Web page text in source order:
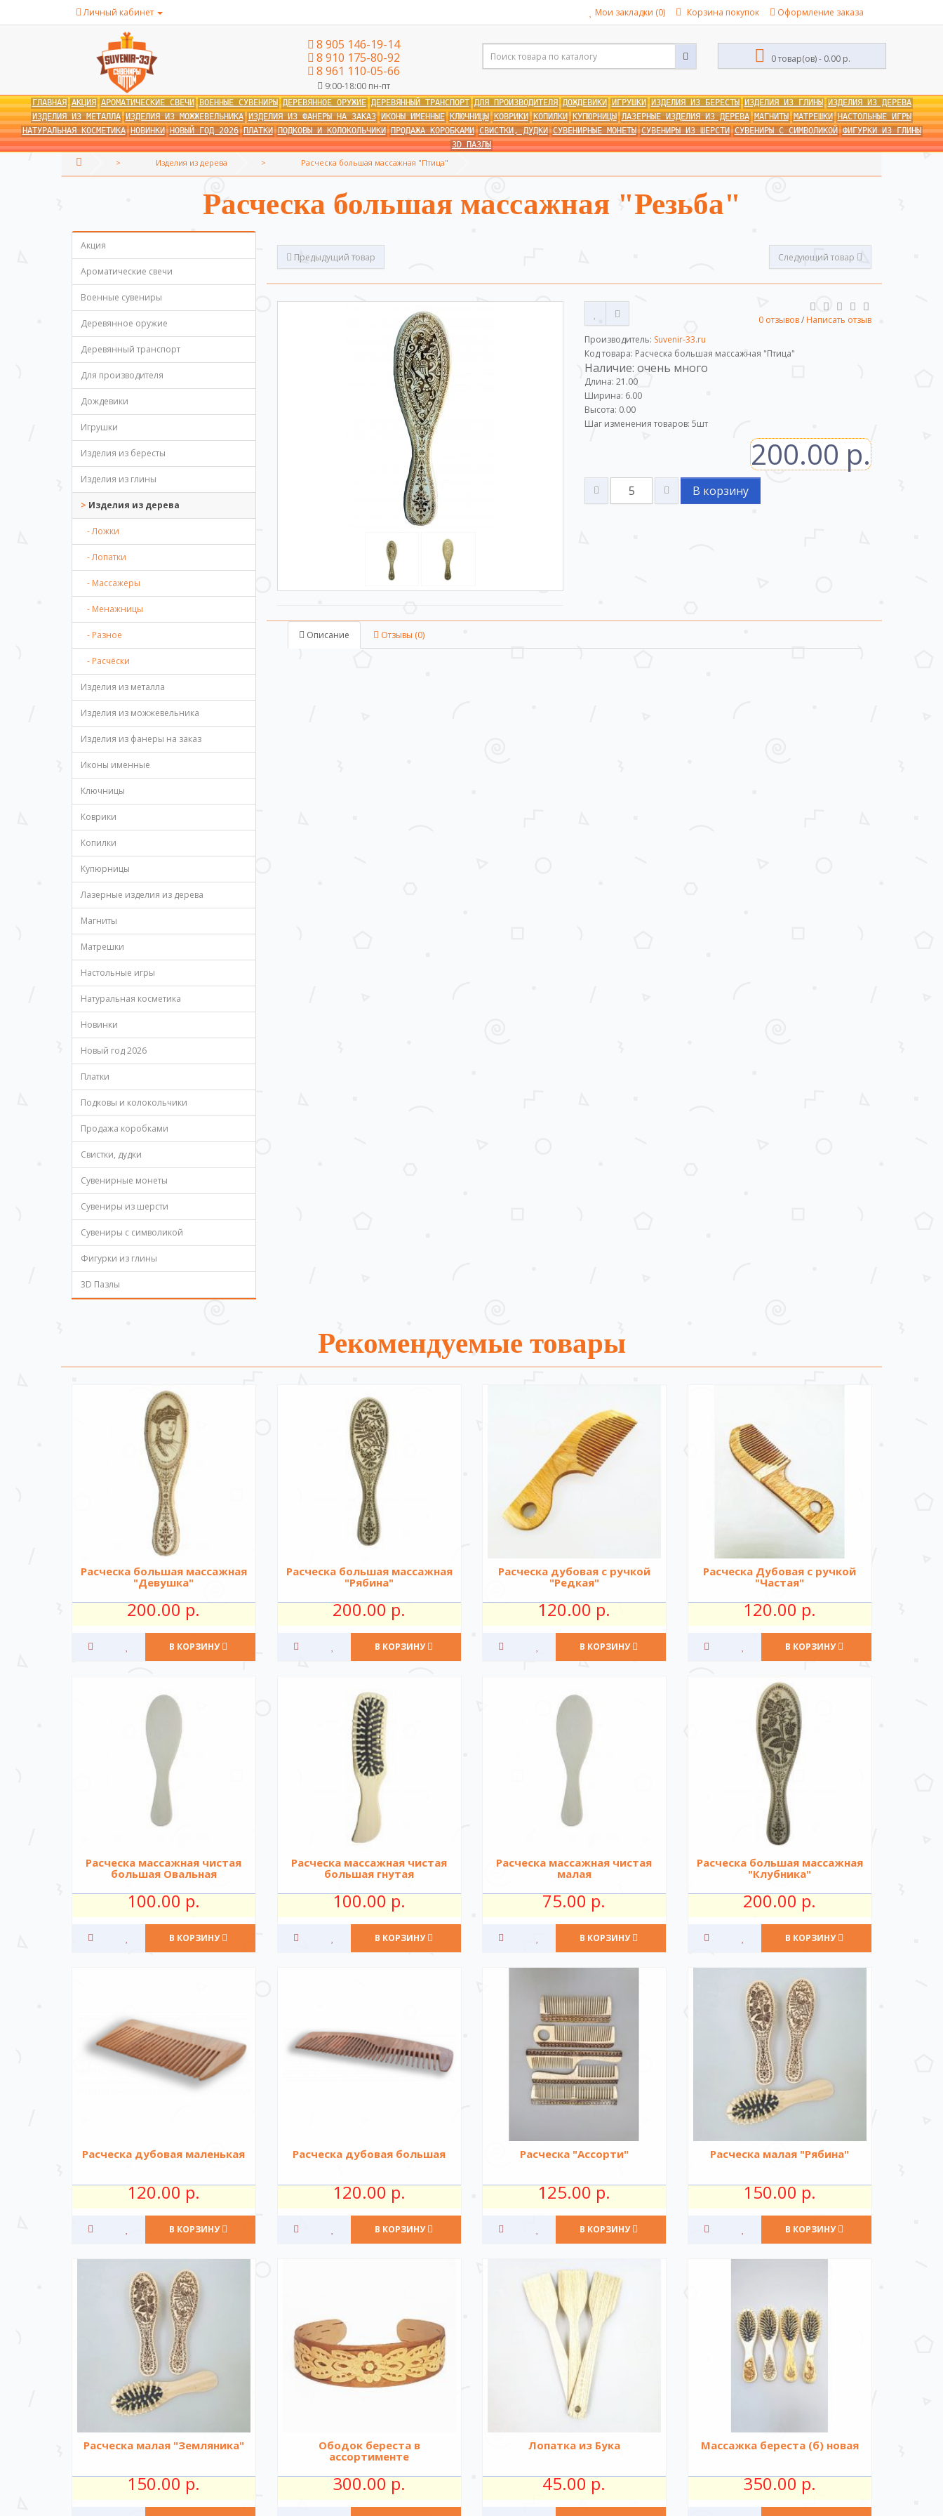
Личный кабинет Мои закладки (0) Корзина покупок Оформление заказа
8 905 146-19-14
8 910 175-80-92
8 961 110-05-66
9:00-18:00 пн-пт
0 товар(ов) - 0.00 р.
ГЛАВНАЯ АКЦИЯ АРОМАТИЧЕСКИЕ СВЕЧИ ВОЕННЫЕ СУВЕНИРЫ ДЕРЕВЯННОЕ ОРУЖИЕ ДЕРЕВЯННЫЙ ТРАНСПОРТ ДЛЯ ПРОИЗВОДИТЕЛЯ ДОЖДЕВИКИ ИГРУШКИ ИЗДЕЛИЯ ИЗ БЕРЕСТЫ ИЗДЕЛИЯ ИЗ ГЛИНЫ
ИЗДЕЛИЯ ИЗ ДЕРЕВА
ИЗДЕЛИЯ ИЗ МЕТАЛЛА ИЗДЕЛИЯ ИЗ МОЖЖЕВЕЛЬНИКА ИЗДЕЛИЯ ИЗ ФАНЕРЫ НА ЗАКАЗ ИКОНЫ ИМЕННЫЕ КЛЮЧНИЦЫ КОВРИКИ КОПИЛКИ КУПЮРНИЦЫ ЛАЗЕРНЫЕ ИЗДЕЛИЯ ИЗ ДЕРЕВА МАГНИТЫ МАТРЕШКИ НАСТОЛЬНЫЕ ИГРЫ
НАТУРАЛЬНАЯ КОСМЕТИКА НОВИНКИ НОВЫЙ ГОД 2026 ПЛАТКИ ПОДКОВЫ И КОЛОКОЛЬЧИКИ ПРОДАЖА КОРОБКАМИ СВИСТКИ, ДУДКИ СУВЕНИРНЫЕ МОНЕТЫ СУВЕНИРЫ ИЗ ШЕРСТИ СУВЕНИРЫ С СИМВОЛИКОЙ ФИГУРКИ ИЗ ГЛИНЫ
3D ПАЗЛЫ
Изделия из дерева Расческа большая массажная "Птица"
Расческа большая массажная "Резьба"
Акция
Ароматические свечи
Военные сувениры
Деревянное оружие
Деревянный транспорт
Для производителя
Дождевики
Игрушки
Изделия из бересты
Изделия из глины
Изделия из дерева
- Ложки
- Лопатки
- Массажеры
- Менажницы
- Разное
- Расчёски
Изделия из металла
Изделия из можжевельника
Изделия из фанеры на заказ
Иконы именные
Ключницы
Коврики
Копилки
Купюрницы
Лазерные изделия из дерева
Магниты
Матрешки
Настольные игры
Натуральная косметика
Новинки
Новый год 2026
Платки
Подковы и колокольчики
Продажа коробками
Свистки, дудки
Сувенирные монеты
Сувениры из шерсти
Сувениры с символикой
Фигурки из глины
3D Пазлы
Предыдущий товар Следующий товар
0 отзывов/ Написать отзыв
Производитель: Suvenir-33.ru
Код товара: Расческа большая массажная "Птица"
Наличие: очень много
Длина: 21.00
Ширина: 6.00
Высота: 0.00
Шаг изменения товаров:5шт
200.00 р.
В корзину
Описание Отзывы (0)
Рекомендуемые товары
Расческа большая массажная
"Девушка"
200.00 р.
В КОРЗИНУ
Расческа большая массажная
"Рябина"
200.00 р.
В КОРЗИНУ
Расческа дубовая с ручкой
"Редкая"
120.00 р.
В КОРЗИНУ
Расческа Дубовая с ручкой
"Частая"
120.00 р.
В КОРЗИНУ
Расческа массажная чистая
большая Овальная
100.00 р.
В КОРЗИНУ
Расческа массажная чистая
большая гнутая
100.00 р.
В КОРЗИНУ
Расческа массажная чистая
малая
75.00 р.
В КОРЗИНУ
Расческа большая массажная
"Клубника"
200.00 р.
В КОРЗИНУ
Расческа дубовая маленькая
120.00 р.
В КОРЗИНУ
Расческа дубовая большая
120.00 р.
В КОРЗИНУ
Расческа "Ассорти"
125.00 р.
В КОРЗИНУ
Расческа малая "Рябина"
150.00 р.
В КОРЗИНУ
Расческа малая "Земляника"
150.00 р.
Ободок береста в
ассортименте
300.00 р.
Лопатка из Бука
45.00 р.
Массажка береста (б) новая
350.00 р.